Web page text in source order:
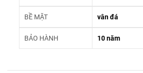
BỀ MẶT vân đá
BẢO HÀNH 10 năm